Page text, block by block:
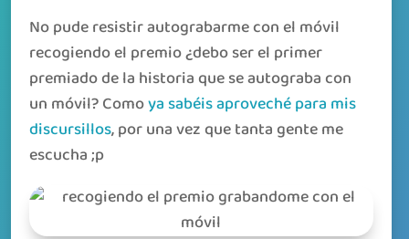
No pude resistir autograbarme con el móvil
recogiendo el premio ¿debo ser el primer
premiado de la historia que se autograba con
un móvil? Comoya sabéis aproveché para mis
discursillos, por una vez que tanta gente me
escucha ;p